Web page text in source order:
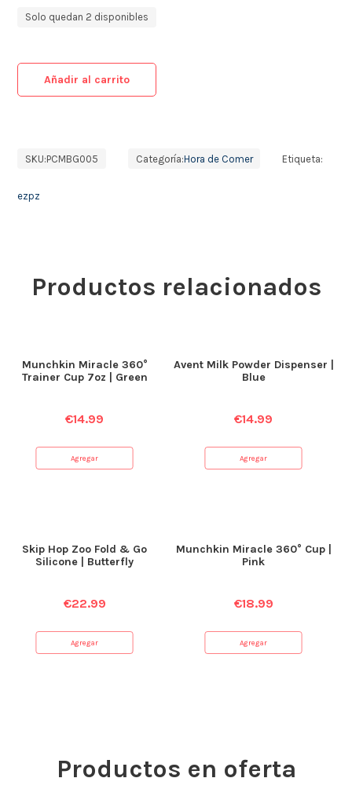
Solo quedan 2 disponibles
Añadir al carrito
SKU:PCMBG005 Categoría:Hora de Comer Etiqueta:
ezpz
Productos relacionados
Munchkin Miracle 360°
Trainer Cup 7oz | Green
€14.99
Agregar
Avent Milk Powder Dispenser |
Blue
€14.99
Agregar
Skip Hop Zoo Fold & Go
Silicone | Butterfly
€22.99
Agregar
Munchkin Miracle 360° Cup |
Pink
€18.99
Agregar
Productos en oferta